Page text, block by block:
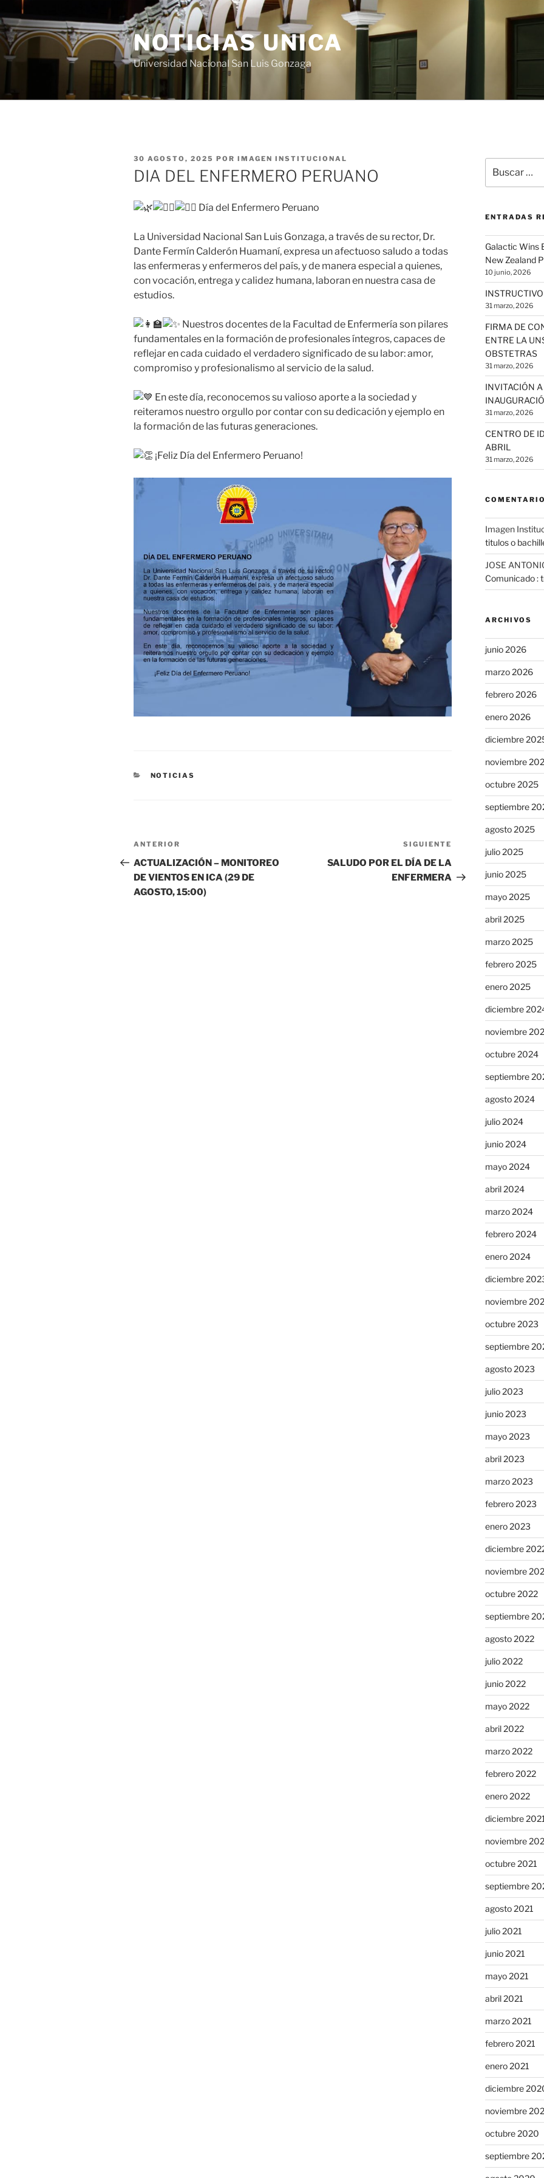
Saltar
al
contenido
NOTICIAS UNICA
Universidad Nacional San Luis Gonzaga
PUBLICADO
EL
30 AGOSTO, 2025 POR IMAGEN INSTITUCIONAL
DIA DEL ENFERMERO PERUANO
Día del Enfermero Peruano
La Universidad Nacional San Luis Gonzaga, a través de su rector, Dr.
Dante Fermín Calderón Huamaní, expresa un afectuoso saludo a todas
las enfermeras y enfermeros del país, y de manera especial a quienes,
con vocación, entrega y calidez humana, laboran en nuestra casa de
estudios.
Nuestros docentes de la Facultad de Enfermería son pilares
fundamentales en la formación de profesionales íntegros, capaces de
reflejar en cada cuidado el verdadero significado de su labor: amor,
compromiso y profesionalismo al servicio de la salud.
En este día, reconocemos su valioso aporte a la sociedad y
reiteramos nuestro orgullo por contar con su dedicación y ejemplo en
la formación de las futuras generaciones.
¡Feliz Día del Enfermero Peruano!
CATEGORÍAS
NOTICIAS
Navegación
de
entradas
Entrada
anterior:
ANTERIOR
ACTUALIZACIÓN – MONITOREO
DE VIENTOS EN ICA (29 DE
AGOSTO, 15:00)
Siguiente
entrada
SIGUIENTE
SALUDO POR EL DÍA DE LA
ENFERMERA
por:
ENTRADAS
Galactic Wins
New Zealand
10 junio, 2026
31 marzo, 2026
FIRMA DE
ENTRE LA
OBSTETRAS
31 marzo, 2026
INVITACIÓN
31 marzo, 2026
CENTRO DE
ABRIL
31 marzo, 2026
Imagen
titulos o
JOSE
Comunicado :
ARCHIVOS
junio 2026
marzo 2026
febrero 2026
enero 2026
diciembre
noviembre
octubre 2025
septiembre
agosto 2025
julio 2025
junio 2025
mayo 2025
abril 2025
marzo 2025
febrero 2025
enero 2025
diciembre
noviembre
octubre 2024
septiembre
agosto 2024
julio 2024
junio 2024
mayo 2024
abril 2024
marzo 2024
febrero 2024
enero 2024
diciembre
noviembre
octubre 2023
septiembre
agosto 2023
julio 2023
junio 2023
mayo 2023
abril 2023
marzo 2023
febrero 2023
enero 2023
diciembre
noviembre
octubre 2022
septiembre
agosto 2022
julio 2022
junio 2022
mayo 2022
abril 2022
marzo 2022
febrero 2022
enero 2022
diciembre 2021
noviembre
octubre 2021
septiembre
agosto 2021
julio 2021
junio 2021
mayo 2021
abril 2021
marzo 2021
febrero 2021
enero 2021
diciembre
noviembre
octubre 2020
septiembre